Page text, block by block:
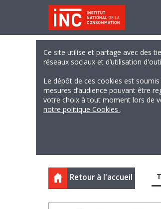
Ce site utilise et partage avec des
réseaux sociaux et d’utilisation
Le dépôt de ces cookies est
mesures d’audience pouvant être
votre choix à tout moment lors de
notre politique Cookies .
Retour à l'accueil